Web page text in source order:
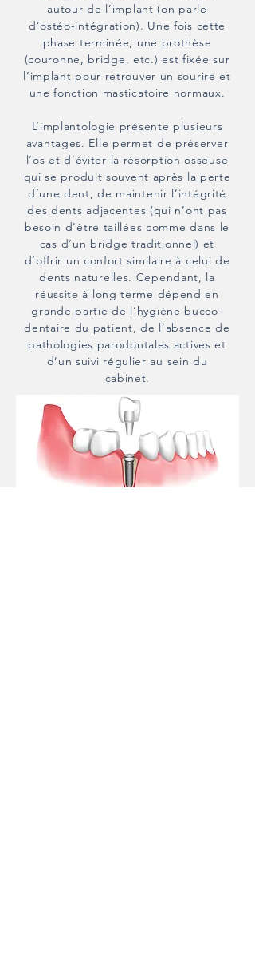
autour de l’implant (on parle
d’ostéo-intégration). Une fois cette
phase terminée, une prothèse
(couronne, bridge, etc.) est fixée sur
l’implant pour retrouver un sourire et
une fonction masticatoire normaux.
L’implantologie présente plusieurs
avantages. Elle permet de préserver
l’os et d’éviter la résorption osseuse
qui se produit souvent après la perte
d’une dent, de maintenir l’intégrité
des dents adjacentes (qui n’ont pas
besoin d’être taillées comme dans le
cas d’un bridge traditionnel) et
d’offrir un confort similaire à celui de
dents naturelles. Cependant, la
réussite à long terme dépend en
grande partie de l’hygiène bucco-
dentaire du patient, de l’absence de
pathologies parodontales actives et
d’un suivi régulier au sein du
cabinet.